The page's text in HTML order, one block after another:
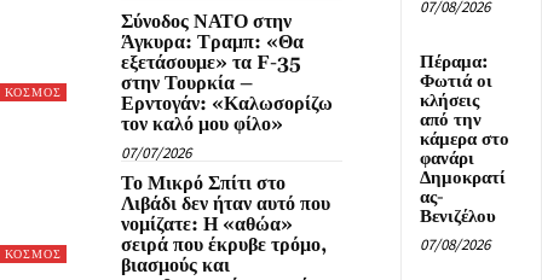
ΚΟΣΜΟΣ
Σύνοδος ΝΑΤΟ στην
Άγκυρα: Τραμπ: «Θα
εξετάσουμε» τα F-35
στην Τουρκία –
Ερντογάν: «Καλωσορίζω
τον καλό μου φίλο»
07/07/2026
ΚΟΣΜΟΣ
Το Μικρό Σπίτι στο
Λιβάδι δεν ήταν αυτό που
νομίζατε: Η «αθώα»
σειρά που έκρυβε τρόμο,
βιασμούς και
07/08/2026
Πέραμα:
Φωτιά οι
κλήσεις
από την
κάμερα στο
φανάρι
Δημοκρατί
ας-
Βενιζέλου
07/08/2026